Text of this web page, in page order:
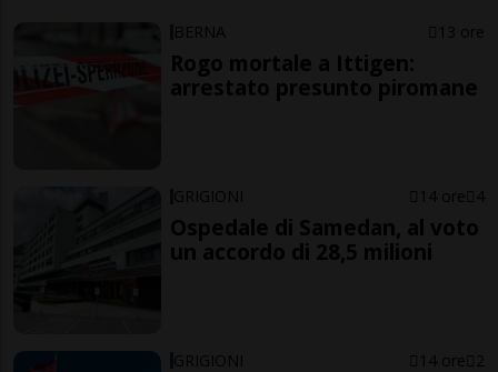
BERNA 13 ore
Rogo mortale a Ittigen:
arrestato presunto piromane
GRIGIONI 14 ore 4
Ospedale di Samedan, al voto
un accordo di 28,5 milioni
GRIGIONI 14 ore 2